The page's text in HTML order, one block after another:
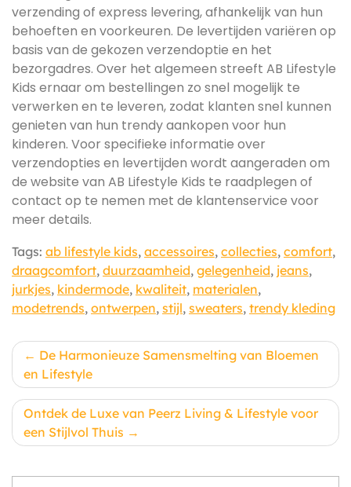
verzending of express levering, afhankelijk van hun
behoeften en voorkeuren. De levertijden variëren op
basis van de gekozen verzendoptie en het
bezorgadres. Over het algemeen streeft AB Lifestyle
Kids ernaar om bestellingen zo snel mogelijk te
verwerken en te leveren, zodat klanten snel kunnen
genieten van hun trendy aankopen voor hun
kinderen. Voor specifieke informatie over
verzendopties en levertijden wordt aangeraden om
de website van AB Lifestyle Kids te raadplegen of
contact op te nemen met de klantenservice voor
meer details.
Tags: ab lifestyle kids, accessoires, collecties, comfort,
draagcomfort, duurzaamheid, gelegenheid, jeans,
jurkjes, kindermode, kwaliteit, materialen,
modetrends, ontwerpen, stijl, sweaters, trendy kleding
Berichtnavigatie
De Harmonieuze Samensmelting van Bloemen
en Lifestyle
Ontdek de Luxe van Peerz Living & Lifestyle voor
een Stijlvol Thuis